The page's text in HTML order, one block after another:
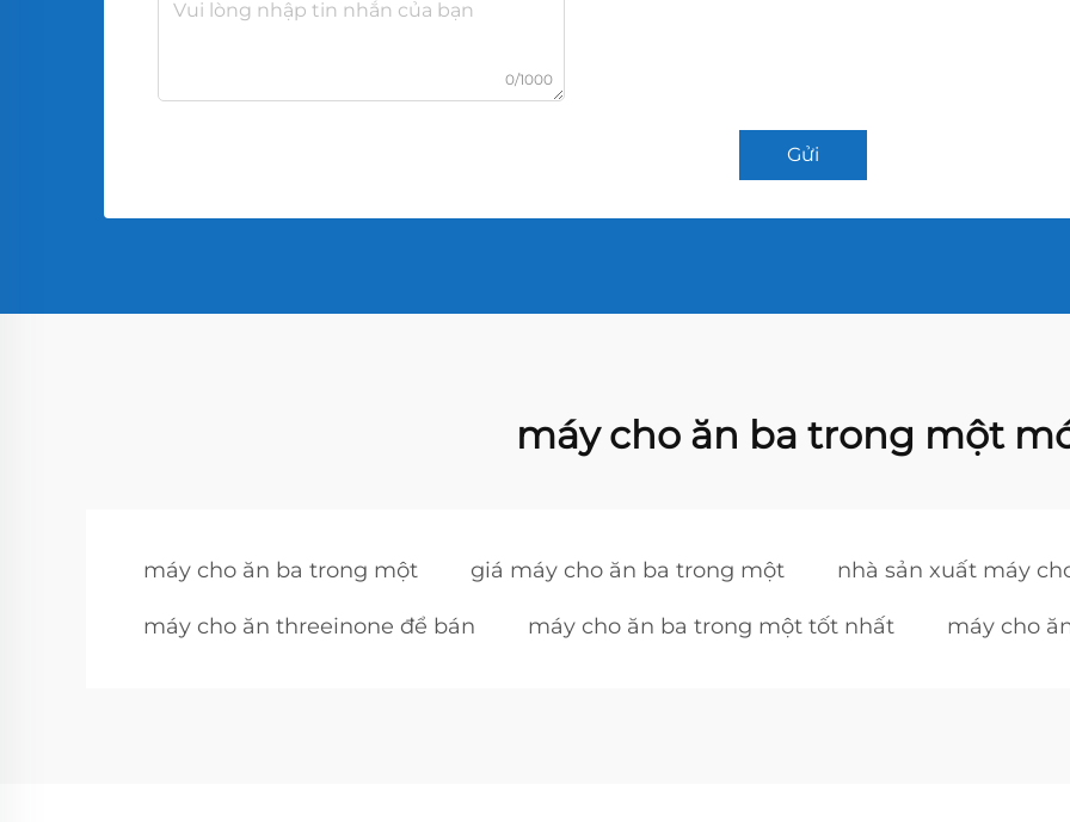
0/1000
Gửi
máy cho ăn ba trong một
máy cho ăn ba trong một giá máy cho ăn ba trong một nhà sản xuất máy
máy cho ăn threeinone để bán máy cho ăn ba trong một tốt nhất máy cho